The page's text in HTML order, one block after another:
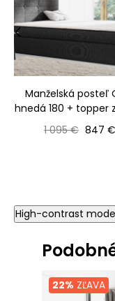
Manželská posteľ
hnedá 180 + topper
Bežná cena
1 095 € Cena
847 €
‹
High-contrast mode
22% ZĽAVA